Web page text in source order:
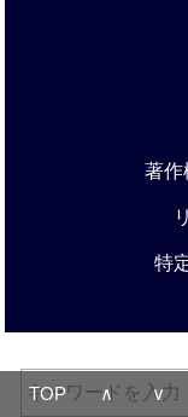
著作
特
TOP ∧ ∨